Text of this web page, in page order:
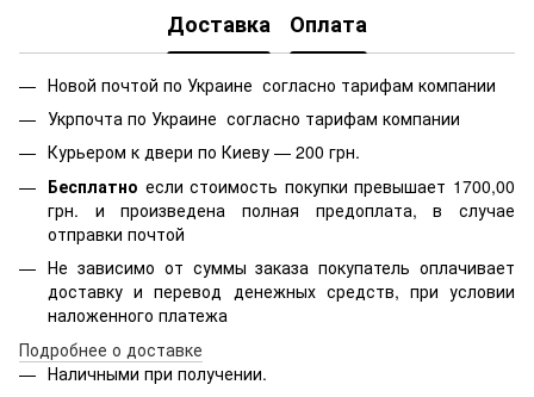
Доставка Оплата
Новой почтой по Украине согласно тарифам компании
Укрпочта по Украине согласно тарифам компании
Курьером к двери по Киеву — 200 грн.
Бесплатно если стоимость покупки превышает 1700,00
грн. и произведена полная предоплата, в случае
отправки почтой
Не зависимо от суммы заказа покупатель оплачивает
доставку и перевод денежных средств, при условии
наложенного платежа
Подробнее о доставке
Наличными при получении.